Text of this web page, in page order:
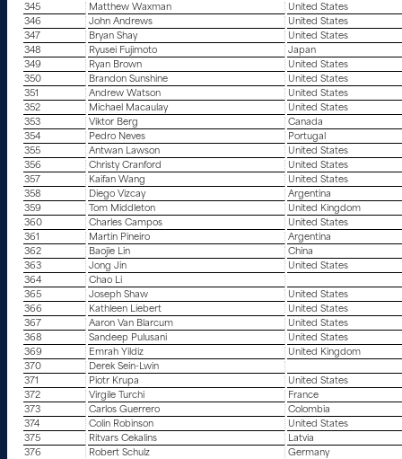
345
Matthew Waxman
United States
346
John Andrews
United States
347
Bryan Shay
United States
348
Ryusei Fujimoto
Japan
349
Ryan Brown
United States
350
Brandon Sunshine
United States
351
Andrew Watson
United States
352
Michael Macaulay
United States
353
Viktor Berg
Canada
354
Pedro Neves
Portugal
355
Antwan Lawson
United States
356
Christy Cranford
United States
357
Kaifan Wang
United States
358
Diego Vizcay
Argentina
359
Tom Middleton
United Kingdom
360
Charles Campos
United States
361
Martin Pineiro
Argentina
362
Baojie Lin
China
363
Jong Jin
United States
364
Chao Li
365
Joseph Shaw
United States
366
Kathleen Liebert
United States
367
Aaron Van Blarcum
United States
368
Sandeep Pulusani
United States
369
Emrah Yildiz
United Kingdom
370
Derek Sein-Lwin
371
Piotr Krupa
United States
372
Virgile Turchi
France
373
Carlos Guerrero
Colombia
374
Colin Robinson
United States
375
Ritvars Cekalins
Latvia
376
Robert Schulz
Germany